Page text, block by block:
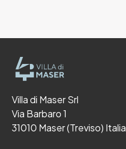
Villa di Maser Srl
Via Barbaro 1
31010 Maser (Treviso) Italia